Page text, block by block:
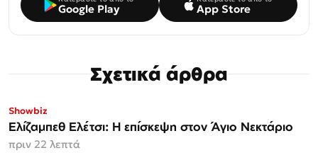
Google Play App Store
Σχετικά άρθρα
Showbiz
Ελίζαμπεθ Ελέτσι: Η επίσκεψη στον Άγιο Νεκτάριο
πριν 22 λεπτά